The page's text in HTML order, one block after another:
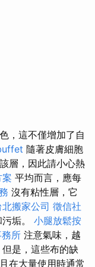
，這不僅增加了自
隨著皮膚細胞
層，因此請小心熱
平均而言，應每
沒有粘性層，它
北搬家公司 徵信社
垢。 小腿放鬆按
所 注意氣味，越
是，這些布的缺
在大量使用時通常